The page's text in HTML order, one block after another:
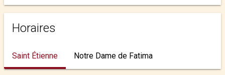
Horaires
Saint Étienne Notre Dame de Fatima